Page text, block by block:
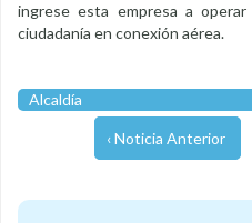
ingrese esta empresa a
ciudadanía en conexión aérea.
Alcaldía
‹ Noticia Anterior